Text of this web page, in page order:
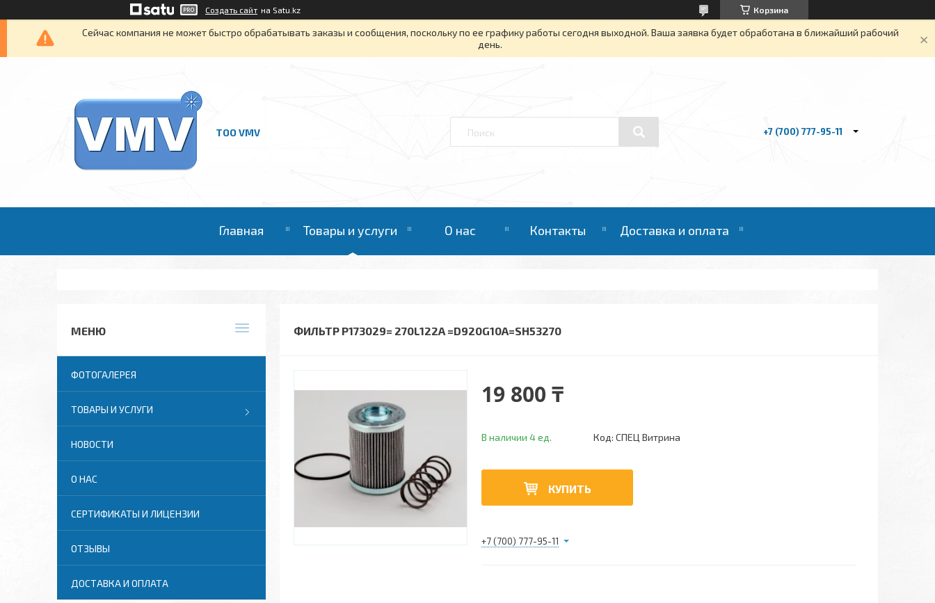
Создать сайт на Satu.kz Корзина
Сейчас компания не может быстро обрабатывать заказы и сообщения, поскольку по ее графику работы сегодня выходной. Ваша заявка будет обработана в ближайший рабочий
день.
ТОО VMV +7 (700) 777-95-11
Главная Товары и услуги О нас Контакты Доставка и оплата
ФИЛЬТР P173029= 270L122A =D920G10A=SH53270
19 800 ₸
В наличии 4 ед. Код: СПЕЦ Витрина
КУПИТЬ
+7 (700) 777-95-11
ФОТОГАЛЕРЕЯ
ТОВАРЫ И УСЛУГИ
НОВОСТИ
О НАС
СЕРТИФИКАТЫ И ЛИЦЕНЗИИ
ОТЗЫВЫ
ДОСТАВКА И ОПЛАТА